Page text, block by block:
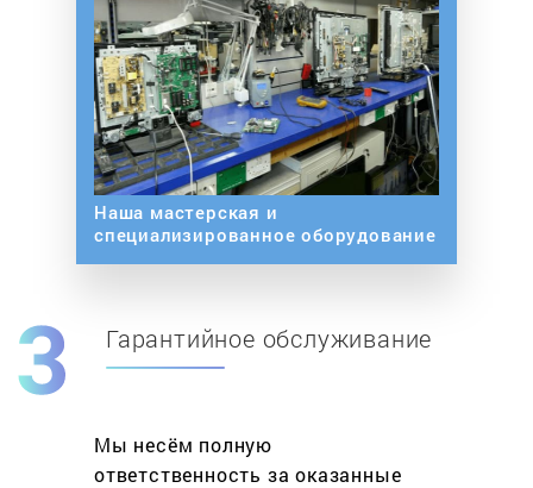
Наша мастерская и
специализированное оборудование
Гарантийное обслуживание
Мы несём полную
ответственность за оказанные